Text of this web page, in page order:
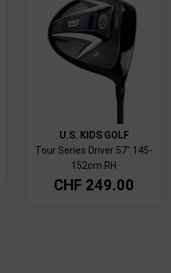
U.S. KIDS GOLF
Tour Series Driver 57" 145-
152cm RH
CHF 249.00